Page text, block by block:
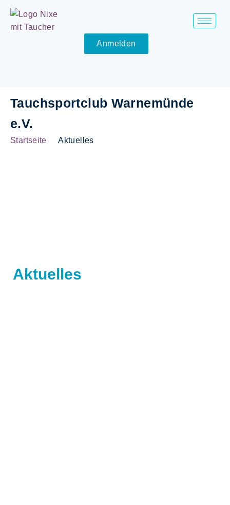
Anmelden
Tauchsportclub Warnemünde
e.V.
Startseite Aktuelles
Aktuelles